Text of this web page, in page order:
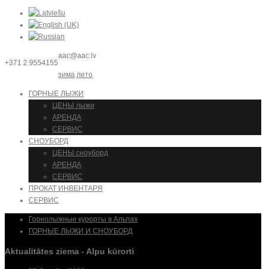
+371 2 9554155
aac@aac.lv
зима лето
ГОРНЫЕ ЛЫЖИ
ЦЕНЫ лыжи
АРЕНДА
СЕРВИС
СНОУБОРД
ЦЕНЫ сноуборд
АРЕНДА
СЕРВИС
ПРОКАТ ИНВЕНТАРЯ
СЕРВИС
Горнолыжные курорты в Альпах
ГОРНЫЕ ЛЫЖИ И СНОУБОРД
Aktualitātes ziema - Alpu kūrorti